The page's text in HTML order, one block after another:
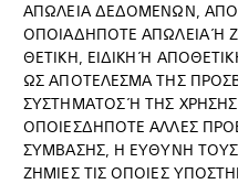
ΑΠΩΛΕΙΑ ΔΕΔΟΜΕΝΩΝ,
ΟΠΟΙΑΔΗΠΟΤΕ ΑΠΩΛΕΙΑ Ή
ΘΕΤΙΚΗ, ΕΙΔΙΚΗ Ή
ΩΣ ΑΠΟΤΕΛΕΣΜΑ ΤΗΣ
ΣΥΣΤΗΜΑΤΟΣ Ή ΤΗΣ
ΟΠΟΙΕΣΔΗΠΟΤΕ ΑΛΛΕΣ
ΣΥΜΒΑΣΗΣ, Η ΕΥΘΥΝΗ ΤΟΥΣ
ΖΗΜΙΕΣ ΤΙΣ ΟΠΟΙΕΣ